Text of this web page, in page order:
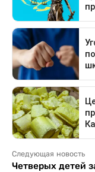
Следующая новость
Четверых детей